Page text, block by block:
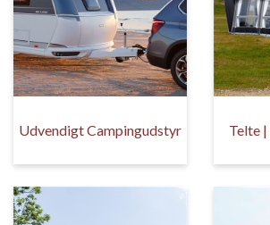
Udvendigt Campingudstyr Telte